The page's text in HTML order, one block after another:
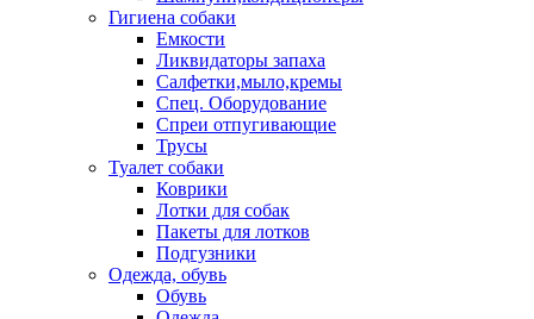
Гигиена собаки
Емкости
Ликвидаторы запаха
Салфетки,мыло,кремы
Спец. Оборудование
Спреи отпугивающие
Трусы
Туалет собаки
Коврики
Лотки для собак
Пакеты для лотков
Подгузники
Одежда, обувь
Обувь